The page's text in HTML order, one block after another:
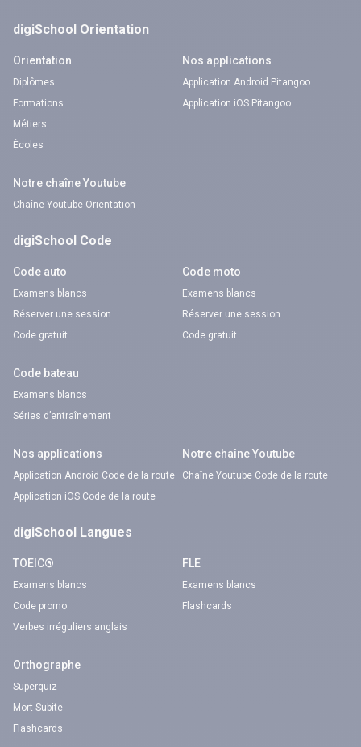
digiSchool Orientation
Orientation
Diplômes
Formations
Métiers
Écoles
Nos applications
Application Android Pitangoo
Application iOS Pitangoo
Notre chaîne Youtube
Chaîne Youtube Orientation
digiSchool Code
Code auto
Examens blancs
Réserver une session
Code gratuit
Code moto
Examens blancs
Réserver une session
Code gratuit
Code bateau
Examens blancs
Séries d’entraînement
Nos applications
Application Android Code de la route
Application iOS Code de la route
Notre chaîne Youtube
Chaîne Youtube Code de la route
digiSchool Langues
TOEIC®
Examens blancs
Code promo
Verbes irréguliers anglais
FLE
Examens blancs
Flashcards
Orthographe
Superquiz
Mort Subite
Flashcards